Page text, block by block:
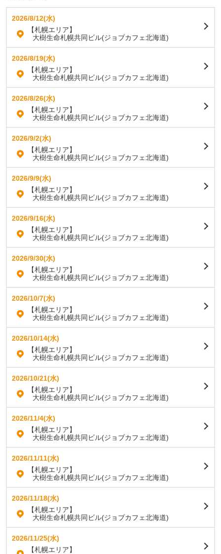
2026/8/12(水)
【札幌エリア】
大樹生命札幌共同ビル(ジョブカフェ北海道)
2026/8/19(水)
【札幌エリア】
大樹生命札幌共同ビル(ジョブカフェ北海道)
2026/8/26(水)
【札幌エリア】
大樹生命札幌共同ビル(ジョブカフェ北海道)
2026/9/2(水)
【札幌エリア】
大樹生命札幌共同ビル(ジョブカフェ北海道)
2026/9/9(水)
【札幌エリア】
大樹生命札幌共同ビル(ジョブカフェ北海道)
2026/9/16(水)
【札幌エリア】
大樹生命札幌共同ビル(ジョブカフェ北海道)
2026/9/30(水)
【札幌エリア】
大樹生命札幌共同ビル(ジョブカフェ北海道)
2026/10/7(水)
【札幌エリア】
大樹生命札幌共同ビル(ジョブカフェ北海道)
2026/10/14(水)
【札幌エリア】
大樹生命札幌共同ビル(ジョブカフェ北海道)
2026/10/21(水)
【札幌エリア】
大樹生命札幌共同ビル(ジョブカフェ北海道)
2026/11/4(水)
【札幌エリア】
大樹生命札幌共同ビル(ジョブカフェ北海道)
2026/11/11(水)
【札幌エリア】
大樹生命札幌共同ビル(ジョブカフェ北海道)
2026/11/18(水)
【札幌エリア】
大樹生命札幌共同ビル(ジョブカフェ北海道)
2026/11/25(水)
【札幌エリア】